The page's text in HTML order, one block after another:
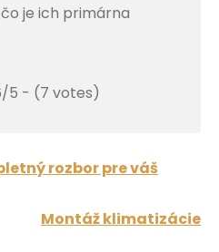
je ich primárna
5 - (7 votes)
rozbor pre váš
Montáž klimatizácie